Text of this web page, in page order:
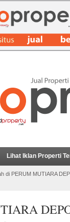
Lihat Iklan Properti
di PERUM MUTIARA